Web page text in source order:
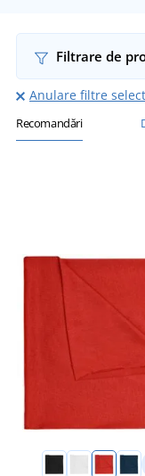
Filtrare de
Anulare filtre
Recomandări